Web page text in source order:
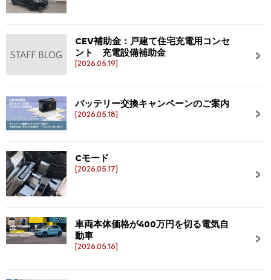
CEV補助金：戸建て住宅充電用コンセ
ント 充電設備補助金
[2026.05.19]
バッテリー交換キャンペーンのご案内
[2026.05.18]
Cモード
[2026.05.17]
車両本体価格が400万円を切る電気自
動車
[2026.05.16]